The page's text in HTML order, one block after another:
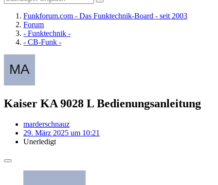
Funkforum.com - Das Funktechnik-Board - seit 2003
Forum
- Funktechnik -
- CB-Funk -
Kaiser KA 9028 L Bedienungsanleitung
marderschnauz
29. März 2025 um 10:21
Unerledigt